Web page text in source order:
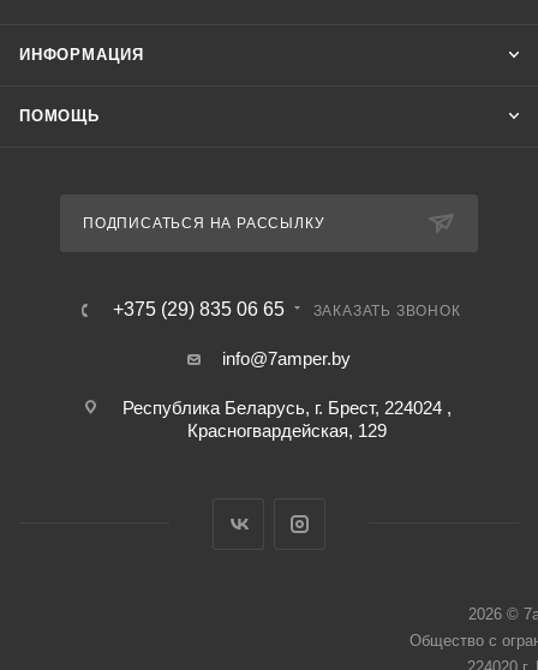
ИНФОРМАЦИЯ
ПОМОЩЬ
ПОДПИСАТЬСЯ НА РАССЫЛКУ
+375 (29) 835 06 65 ЗАКАЗАТЬ ЗВОНОК
info@7amper.by
Республика Беларусь, г. Брест, 224024 ,
Красногвардейская, 129
2026 ©
Общество с